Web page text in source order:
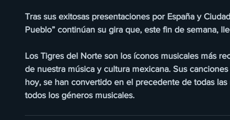
Tras sus exitosas presentaciones por España y
Pueblo” continúan su gira que, este fin de semana,
Los Tigres del Norte son los íconos musicales más
de nuestra música y cultura mexicana. Sus
hoy, se han convertido en el precedente de todas
todos los géneros musicales.